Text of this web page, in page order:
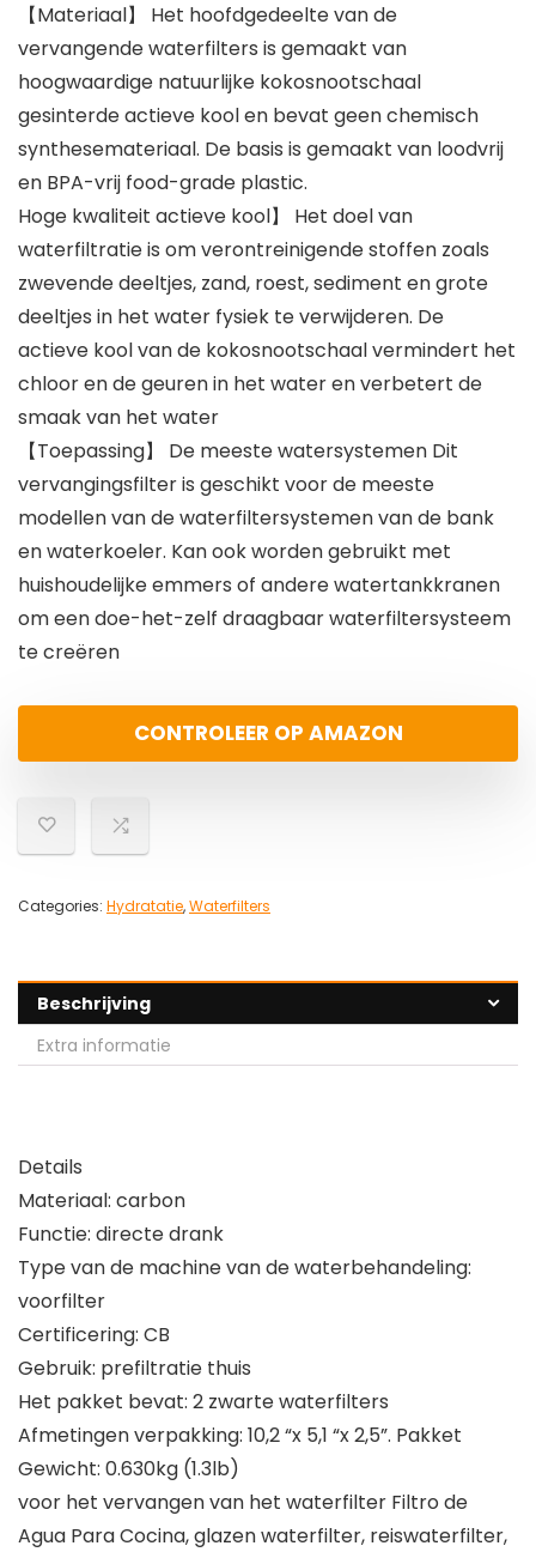
【Materiaal】 Het hoofdgedeelte van de
vervangende waterfilters is gemaakt van
hoogwaardige natuurlijke kokosnootschaal
gesinterde actieve kool en bevat geen chemisch
synthesemateriaal. De basis is gemaakt van loodvrij
en BPA-vrij food-grade plastic.
Hoge kwaliteit actieve kool】 Het doel van
waterfiltratie is om verontreinigende stoffen zoals
zwevende deeltjes, zand, roest, sediment en grote
deeltjes in het water fysiek te verwijderen. De
actieve kool van de kokosnootschaal vermindert het
chloor en de geuren in het water en verbetert de
smaak van het water
【Toepassing】 De meeste watersystemen Dit
vervangingsfilter is geschikt voor de meeste
modellen van de waterfiltersystemen van de bank
en waterkoeler. Kan ook worden gebruikt met
huishoudelijke emmers of andere watertankkranen
om een doe-het-zelf draagbaar waterfiltersysteem
te creëren
CONTROLEER OP AMAZON
Categories: Hydratatie,Waterfilters
Beschrijving
Extra informatie
Details
Materiaal: carbon
Functie: directe drank
Type van de machine van de waterbehandeling:
voorfilter
Certificering: CB
Gebruik: prefiltratie thuis
Het pakket bevat: 2 zwarte waterfilters
Afmetingen verpakking: 10,2 “x 5,1 “x 2,5”. Pakket
Gewicht: 0.630kg (1.3lb)
voor het vervangen van het waterfilter Filtro de
Agua Para Cocina, glazen waterfilter, reiswaterfilter,